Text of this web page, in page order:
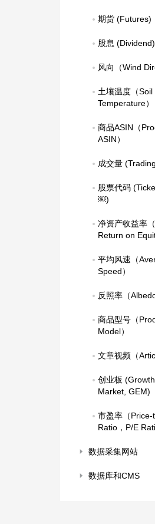
期货 (Futures)
股息 (Dividend)
风向（Wind
土壤温度（Soil
Temperature）
商品ASIN（
ASIN）
成交量
股票代码
￼)
净资产收益率（
Return on
平均风速（
Speed）
反照率（Albedo
商品型号（
Model）
文章视频（
创业板
Market, GEM)
市盈率（
Ratio，P/E
数据采集网站
数据库和CMS